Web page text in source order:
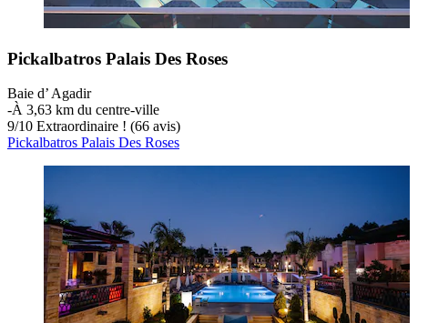
Pickalbatros Palais Des Roses
Baie d’ Agadir
‐À 3,63 km du centre-ville
9/10 Extraordinaire ! (66 avis)
Pickalbatros Palais Des Roses